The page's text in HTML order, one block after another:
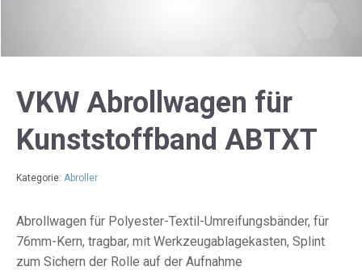
VKW Abrollwagen für
Kunststoffband ABTXT
Kategorie: Abroller
Abrollwagen für Polyester-Textil-Umreifungsbänder, für
76mm-Kern, tragbar, mit Werkzeugablagekasten, Splint
zum Sichern der Rolle auf der Aufnahme